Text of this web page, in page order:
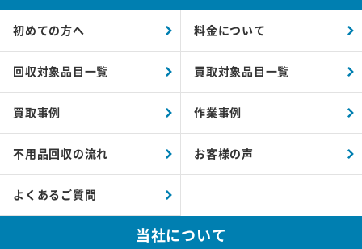
初めての方へ 料金について
回収対象品目一覧 買取対象品目一覧
買取事例 作業事例
不用品回収の流れ お客様の声
よくあるご質問
当社について